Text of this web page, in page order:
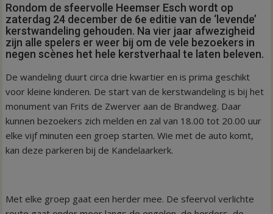
Rondom de sfeervolle Heemser Esch wordt op
zaterdag 24 december de 6e editie van de ‘levende’
kerstwandeling gehouden. Na vier jaar afwezigheid
zijn alle spelers er weer bij om de vele bezoekers in
negen scènes het hele kerstverhaal te laten beleven.
De wandeling duurt circa drie kwartier en is prima geschikt
voor kleine kinderen. De start van de kerstwandeling is bij het
monument van Frits de Zwerver aan de Brandweg. Daar
kunnen bezoekers zich melden en zal van 18.00 tot 20.00 uur
elke vijf minuten een groep starten. Wie met de auto komt,
kan deze parkeren bij de Kandelaarkerk.
Met elke groep gaat een herder mee. De sfeervol verlichte